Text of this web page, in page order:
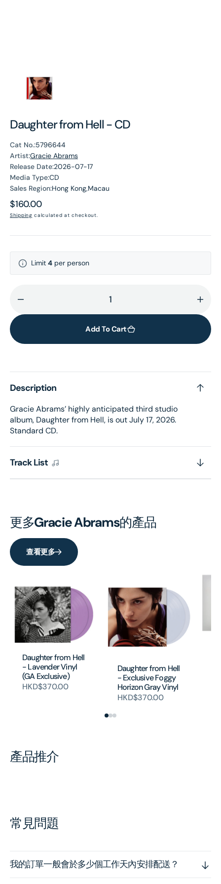
Daughter from Hell - CD
Cat No.:5796644
Artist:Gracie Abrams
Release Date:2026-07-17
Media Type:CD
Sales Region:Hong Kong,Macau
Regular
price
$160.00
Shipping calculated at checkout.
Limit 4 per person
quantity
Daughter
-
CD
for
-
CD
Add To Cart
Description
Gracie Abrams’ highly anticipated third studio
album, Daughter from Hell, is out July 17, 2026.
Standard CD.
Track List
更多Gracie Abrams的產品
查看更多
Daughter from Hell
- Lavender Vinyl
(GA Exclusive)
HKD$370.00
Daughter from Hell
- Exclusive Foggy
Horizon Gray Vinyl
HKD$370.00
產品推介
常見問題
我的訂單一般會於多少個工作天內安排配送？